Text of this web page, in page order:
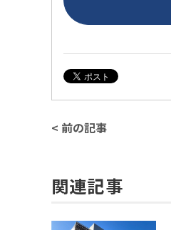
< 前の記事
関連記事